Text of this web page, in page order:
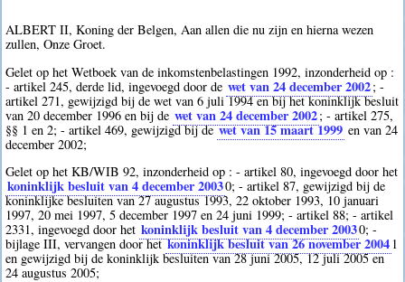
ALBERT II, Koning der Belgen, Aan allen die nu zijn en hierna wezen
zullen, Onze Groet.
Gelet op het Wetboek van de inkomstenbelastingen 1992, inzonderheid op :
- artikel 245, derde lid, ingevoegd door de wet van 24 december 2002; -
artikel 271, gewijzigd bij de wet van 6 juli 1994 en bij het koninklijk besluit
van 20 december 1996 en bij de wet van 24 december 2002; - artikel 275,
§§ 1 en 2; - artikel 469, gewijzigd bij dewet van 15 maart 1999 en van 24
december 2002;
Gelet op het KB/WIB 92, inzonderheid op : - artikel 80, ingevoegd door het
koninklijk besluit van 4 december 20030; - artikel 87, gewijzigd bij de
koninklijke besluiten van 27 augustus 1993, 22 oktober 1993, 10 januari
1997, 20 mei 1997, 5 december 1997 en 24 juni 1999; - artikel 88; - artikel
2331, ingevoegd door het koninklijk besluit van 4 december 20030; -
bijlage III, vervangen door hetkoninklijk besluit van 26 november 2004 1
en gewijzigd bij de koninklijk besluiten van 28 juni 2005, 12 juli 2005 en
24 augustus 2005;